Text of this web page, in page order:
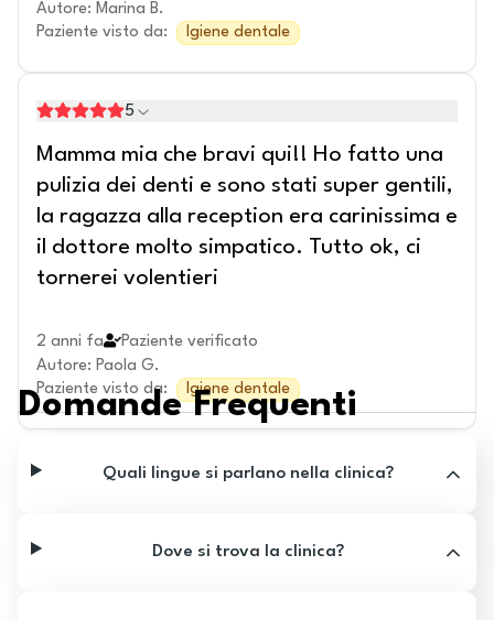
Autore: Marina B.
Paziente visto da: Igiene dentale
5
Mamma mia che bravi qui!! Ho fatto una
pulizia dei denti e sono stati super gentili,
la ragazza alla reception era carinissima e
il dottore molto simpatico. Tutto ok, ci
tornerei volentieri
2 anni fa
Paziente verificato
Autore: Paola G.
Paziente visto da: Igiene dentale
Domande Frequenti
Quali lingue si parlano nella clinica?
Dove si trova la clinica?